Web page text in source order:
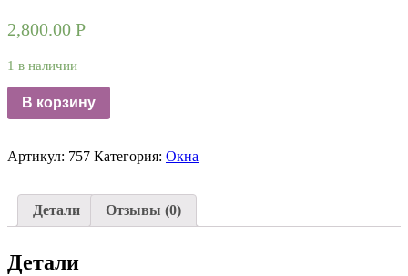
2,800.00 Р
1 в наличии
В корзину
Артикул: 757 Категория: Окна
Детали Отзывы (0)
Детали